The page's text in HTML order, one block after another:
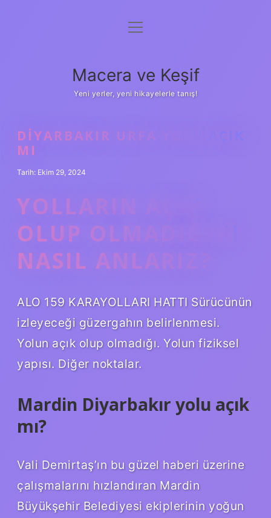
Anasayfa
Yasal Uyarı
menüyü
Macera ve Keşif
Yeni yerler, yeni hikayelerle tanış!
DIYARBAKIR URFA YOLU AÇIK
MI
Tarih: Ekim 29, 2024
YOLLARIN AÇIK
OLUP OLMADIĞINI
NASIL ANLARIZ?
ALO 159 KARAYOLLARI HATTI Sürücünün
izleyeceği güzergahın belirlenmesi.
Yolun açık olup olmadığı. Yolun fiziksel
yapısı. Diğer noktalar.
Mardin Diyarbakır yolu açık
mı?
Vali Demirtaş’ın bu güzel haberi üzerine
çalışmalarını hızlandıran Mardin
Büyükşehir Belediyesi ekiplerinin yoğun